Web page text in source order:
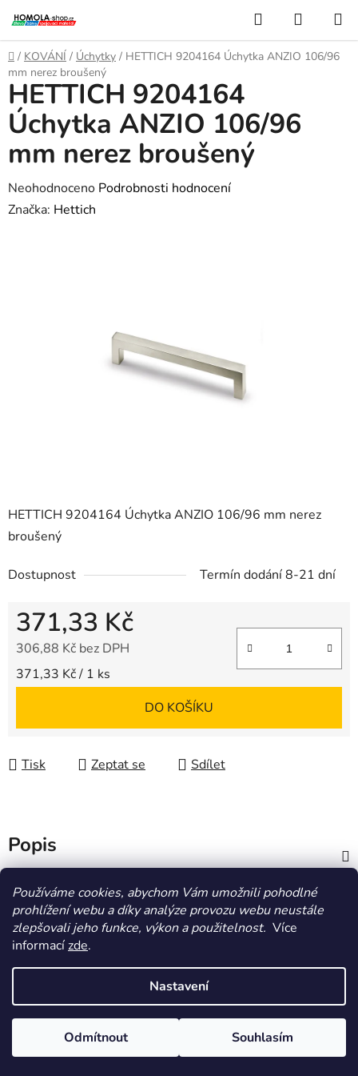
Používáme cookies, abychom Vám umožnili pohodlné
prohlížení webu a díky analýze provozu webu neustále
zlepšovali jeho funkce, výkon a použitelnost. Více
informacízde.
Nastavení
Odmítnout Souhlasím
na
obsah
Hledat
KOŠÍK
Domů
/ KOVÁNÍ / Úchytky / HETTICH 9204164 Úchytka ANZIO 106/96
mm nerez broušený
HETTICH 9204164 Úchytka ANZIO 106/96 mm nerez
broušený
Dostupnost Termín dodání 8-21 dní
371,33 Kč
306,88 Kč bez DPH
Měrná cena:
371,33 Kč / 1 ks
DO KOŠÍKU
Tisk Zeptat se Sdílet
HETTICH 9204164
Úchytka ANZIO 106/96
mm nerez broušený
Průměrné
hodnocení
Neohodnoceno Podrobnosti hodnocení
Značka: Hettich
Popis
Diskuze
HOMOLA-shop.cz ZDE NAJDETE VÝDEJNÍ MÍSTO
Vytvořil Shoptet
Copyright 2026
. Všechna práva
vyhrazena.Upravit nastavení cookies